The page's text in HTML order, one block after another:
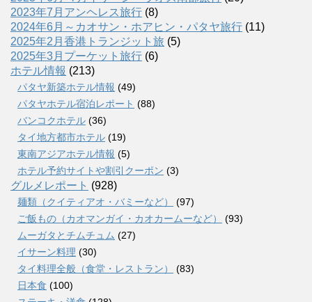
2023年7月アンヘレス旅行 (8)
2024年6月～カオサン・ホアヒン・パタヤ旅行 (11)
2025年2月香港トランジット旅 (5)
2025年3月プーケット旅行 (6)
ホテル情報 (213)
パタヤ新築ホテル情報 (49)
パタヤホテル宿泊レポート (88)
バンコクホテル (36)
タイ地方都市ホテル (19)
東南アジアホテル情報 (5)
ホテル予約サイトや割引クーポン (3)
グルメレポート (928)
麺類（クイティアオ・バミーなど）
(97)
ご飯もの（カオマンガイ・カオカームーなど）
(93)
ムーガタとチムチュム (27)
イサーン料理 (30)
タイ料理全般（食堂・レストラン）
(83)
日本食 (100)